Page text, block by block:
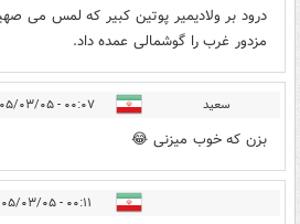
درود بر ولادیمیر پوتین کبیر که لمس می
مزدور غرب را گوشمالی عمده داد.
سعید ۰۰:۰۷ - ۱۴۰۵/۰۳/۰۵
بزن که خوب میزنی 😂
۰۰:۱۱ - ۱۴۰۵/۰۳/۰۵